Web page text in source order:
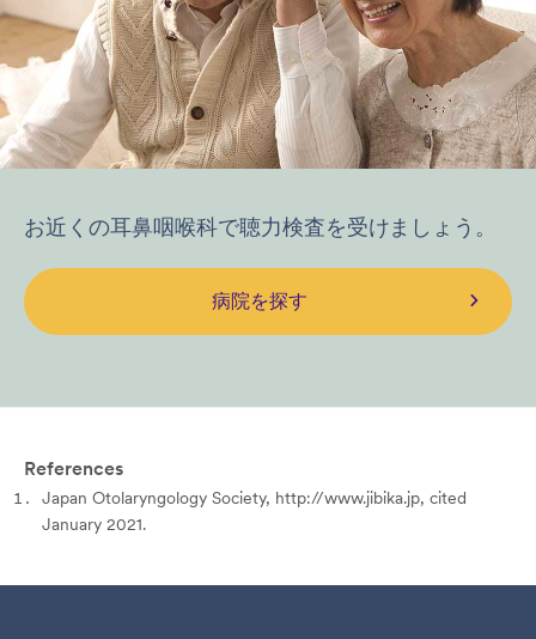
お近くの耳鼻咽喉科で聴力検査を受けましょう。
病院を探す
References
Japan Otolaryngology Society, http://www.jibika.jp, cited
January 2021.